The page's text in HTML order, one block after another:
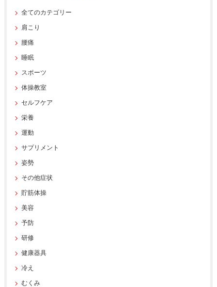
全てのカテゴリー
肩こり
腰痛
睡眠
スポーツ
体操教室
セルフケア
栄養
運動
サプリメント
姿勢
その他症状
貯筋体操
美容
予防
研修
健康器具
冷え
むくみ